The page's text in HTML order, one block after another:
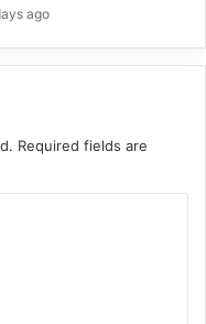
ago
Required fields are